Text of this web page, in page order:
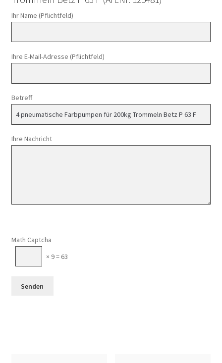
Ihr Name (Pflichtfeld)
Ihre E-Mail-Adresse (Pflichtfeld)
Betreff
Ihre Nachricht
Math Captcha
× 9 = 63